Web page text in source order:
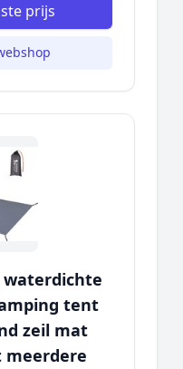
prijs
waterdichte
tent
zeil mat